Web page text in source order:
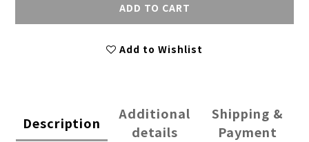
ADD TO CART
Add to Wishlist
Description
Additional
details
Shipping &
Payment